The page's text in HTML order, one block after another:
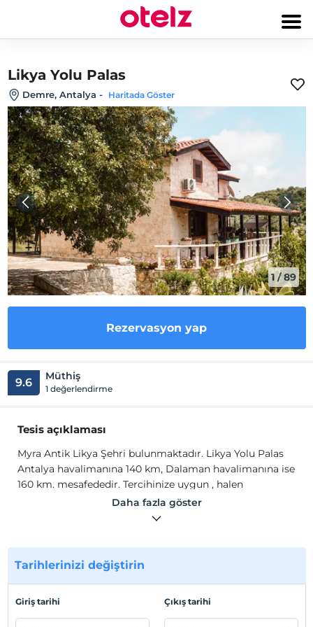
Likya Yolu Palas
Demre, Antalya - Haritada Göster
1/89
Rezervasyon yap
9.6 Müthiş
1 değerlendirme
Tesis açıklaması
Myra Antik Likya Şehri bulunmaktadır. Likya Yolu Palas
Antalya havalimanına 140 km, Dalaman havalimanına ise
160 km. mesafededir. Tercihinize uygun , halen
doğallıklarını koruyan Çayağzı plajına ve Taşdibi plajına
10 dk.da ulaşabilirsiniz. Ayrıca 15 dk. yürüyüş ile eşsiz
yüzücü ve yürüyüşçülere ise 2-3 saatlik sürprizlerle dolu
Tarihi Likya Yolunda yürümeleri önerilir.
160 km. mesafededir. Tercihinize uygun , halen
doğallıklarını koruyan Çayağzı plajına ve Taşdibi plajına
Daha fazla göster
Tarihlerinizi değiştirin
Giriş tarihi Çıkış tarihi